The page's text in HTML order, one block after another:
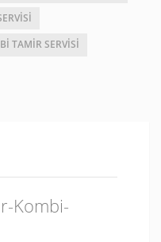
TAMIR SERVISI
Kombi-